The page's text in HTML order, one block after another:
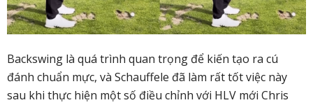
Backswing là quá trình quan trọng để kiến tạo ra cú
đánh chuẩn mực, và Schauffele đã làm rất tốt việc này
sau khi thực hiện một số điều chỉnh với HLV mới Chris